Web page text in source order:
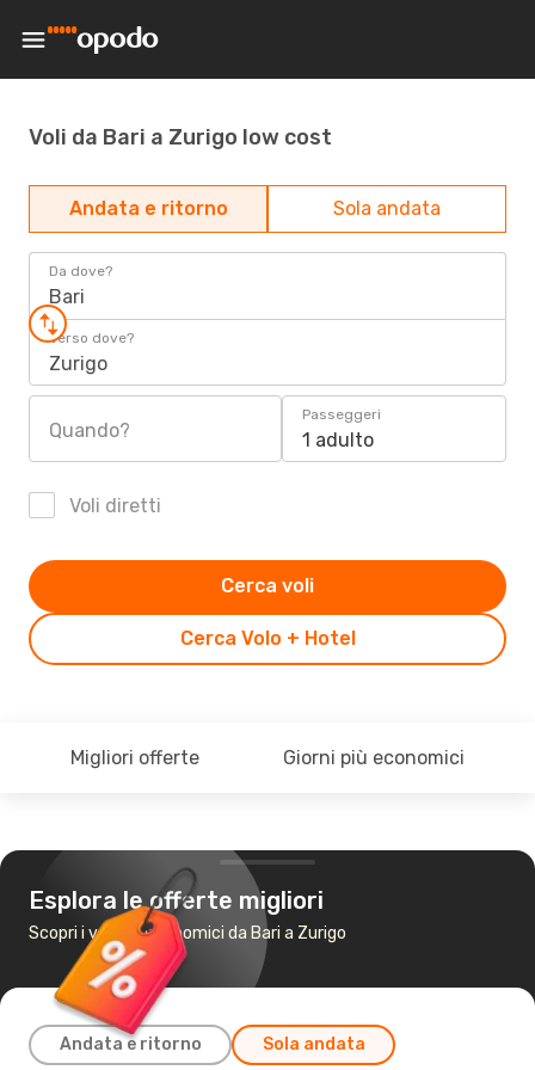
Voli da Bari a Zurigo low cost
Andata e ritorno Sola andata
Da dove?
Bari
Verso dove?
Zurigo
Quando?
Passeggeri
1 adulto
Voli diretti
Cerca Volo + Hotel
Cerca voli
Migliori offerte Giorni più economici
Esplora le offerte migliori
Scopri i voli più economici da Bari a Zurigo
Andata e ritorno Sola andata